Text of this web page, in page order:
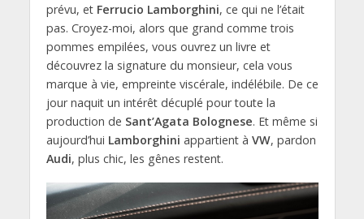
prévu, et Ferrucio Lamborghini, ce qui ne l’était
pas. Croyez-moi, alors que grand comme trois
pommes empilées, vous ouvrez un livre et
découvrez la signature du monsieur, cela vous
marque à vie, empreinte viscérale, indélébile. De ce
jour naquit un intérêt décuplé pour toute la
production de Sant’Agata Bolognese. Et même si
aujourd’hui Lamborghini appartient à VW, pardon
Audi, plus chic, les gênes restent.